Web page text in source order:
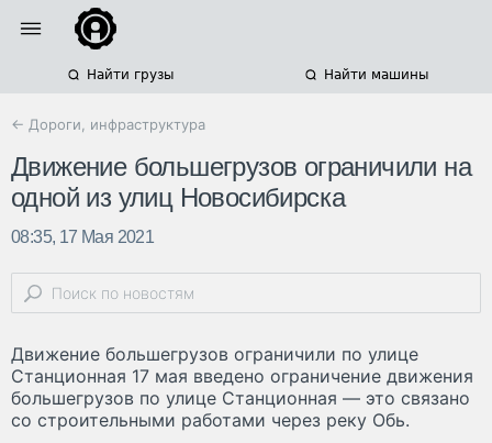
Найти грузы Найти машины
← Дороги, инфраструктура
Движение большегрузов ограничили на
одной из улиц Новосибирска
08:35, 17 Мая 2021
Движение большегрузов ограничили по улице
Станционная 17 мая введено ограничение движения
большегрузов по улице Станционная — это связано
со строительными работами через реку Обь.